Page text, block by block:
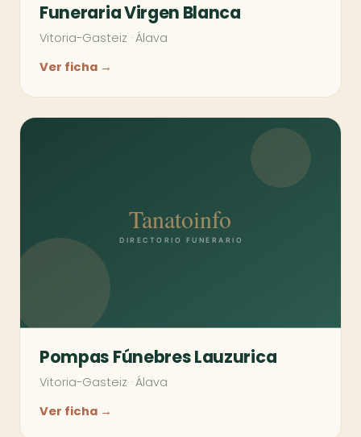
Funeraria Virgen Blanca
Vitoria-Gasteiz · Álava
Ver ficha →
Pompas Fúnebres Lauzurica
Vitoria-Gasteiz · Álava
Ver ficha →